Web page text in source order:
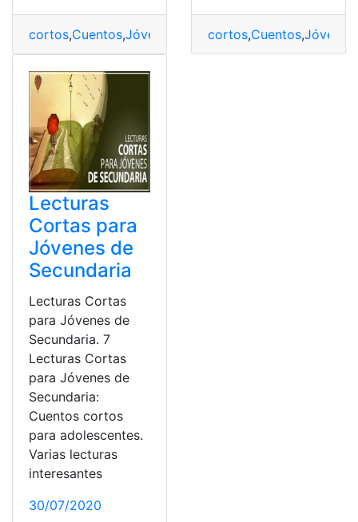
cortos,Cuentos,Jóvenes Lecturas,Secundaria
cortos,Cuentos,Jóvenes
Lecturas
Cortas para
Jóvenes de
Secundaria
Lecturas Cortas
para Jóvenes de
Secundaria. 7
Lecturas Cortas
para Jóvenes de
Secundaria:
Cuentos cortos
para adolescentes.
Varias lecturas
interesantes
30/07/2020